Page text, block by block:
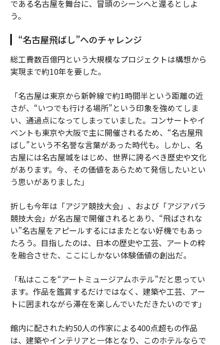
である名古屋を舞台に、冒頭のシーンへと還るとしよ
う。
“名古屋飛ばし”へのチャレンジ
総工費数百億円という大規模なプロジェクトは構想から
実現まで約10年を要した。
「名古屋は東京から新幹線で約1時間半という距離の近
さが、“いつでも行ける場所”という印象を強めてしま
い、通過点になってしまっていました。コンサートやイ
ベントも東京や大阪で主に開催されるため、“名古屋飛
ばし”という不名誉な言葉があった時代も。しかし、名
古屋には名古屋城をはじめ、世界に誇るべき歴史や文化
があります。今、その価値をあらためて発信したいとい
う思いがありました」
折しも今年は「アジア競技大会」、および「アジアパラ
競技大会」が名古屋で開催されるとあり、“飛ばされな
い”名古屋をアピールするにはまたとない好機でもあっ
たろう。目指したのは、日本の歴史や工芸、アートの粋
を融合させた、ここにしかない体験価値の創出だ。
「私はここを“アートミュージアムホテル”だと思ってい
ます。作品を鑑賞するだけではなく、建築や工芸、アー
トに囲まれながら滞在を楽しんでいただきたいのです」
館内に配された約50人の作家による400点超もの作品
は、建築やインテリアと一体となり、このホテルならで